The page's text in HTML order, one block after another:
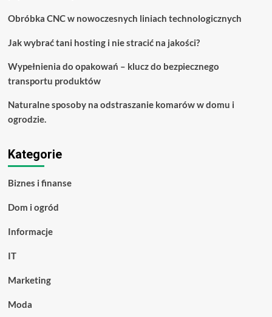
Obróbka CNC w nowoczesnych liniach technologicznych
Jak wybrać tani hosting i nie stracić na jakości?
Wypełnienia do opakowań – klucz do bezpiecznego
transportu produktów
Naturalne sposoby na odstraszanie komarów w domu i
ogrodzie.
Kategorie
Biznes i finanse
Dom i ogród
Informacje
IT
Marketing
Moda